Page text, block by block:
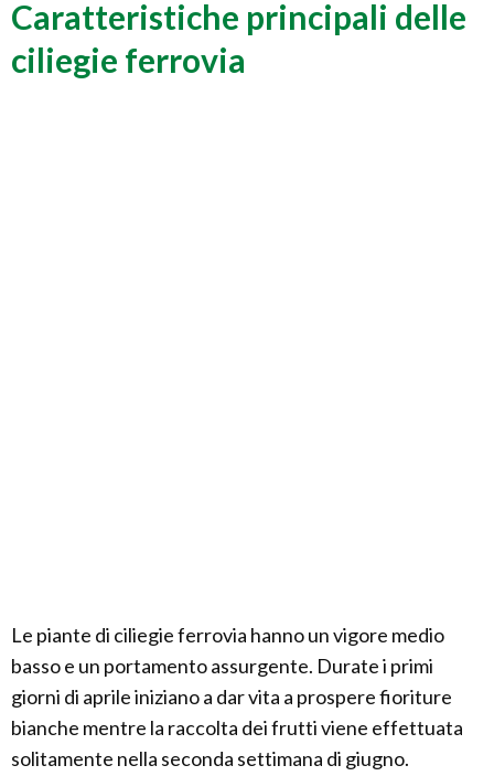
Caratteristiche principali delle
ciliegie ferrovia
Le piante di ciliegie ferrovia hanno un vigore medio
basso e un portamento assurgente. Durate i primi
giorni di aprile iniziano a dar vita a prospere fioriture
bianche mentre la raccolta dei frutti viene effettuata
solitamente nella seconda settimana di giugno.